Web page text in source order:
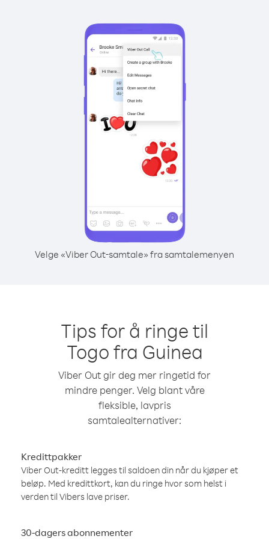
Velge «Viber Out-samtale» fra samtalemenyen
Tips for å ringe til
Togo fra Guinea
Viber Out gir deg mer ringetid for
mindre penger. Velg blant våre
fleksible, lavpris
samtalealternativer:
Kredittpakker
Viber Out-kreditt legges til saldoen din når du kjøper et
beløp. Med kredittkort, kan du ringe hvor som helst i
verden til Vibers lave priser.
30-dagers abonnementer